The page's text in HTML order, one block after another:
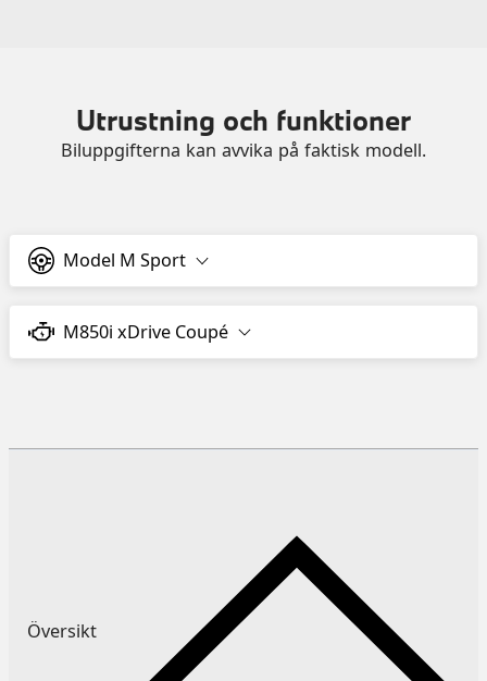
Utrustning och funktioner
Biluppgifterna kan avvika på faktisk modell.
Model M Sport
M850i xDrive Coupé
Översikt